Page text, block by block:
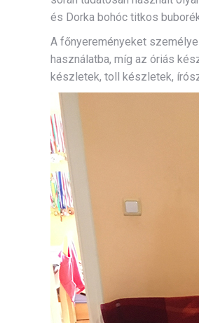
és Dorka bohóc titkos
A főnyereményeket
használatba, míg az óriás
készletek, toll készletek,